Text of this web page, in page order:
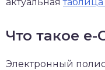
Что такое
Электронный